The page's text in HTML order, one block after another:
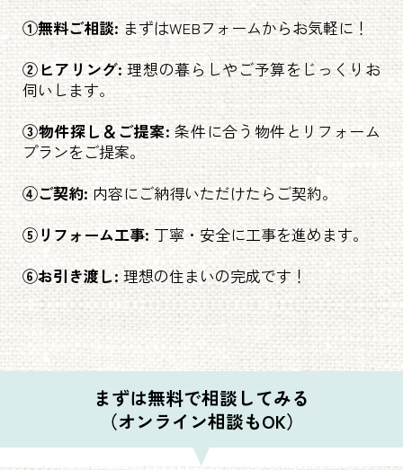
①無料ご相談:まずはWEBフォームからお気軽に！
②ヒアリング:理想の暮らしやご予算をじっくりお
伺いします。
③物件探し＆ご提案: 条件に合う物件とリフォーム
プランをご提案。
④ご契約:内容にご納得いただけたらご契約。
⑤リフォーム工事: 丁寧・安全に工事を進めます。
⑥お引き渡し: 理想の住まいの完成です！
まずは無料で相談してみる
（オンライン相談もOK）